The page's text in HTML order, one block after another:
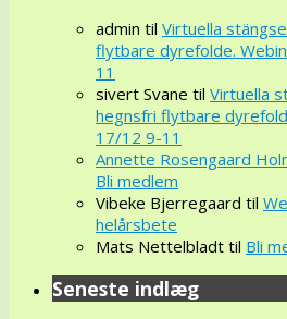
admin til Virtuella
flytbare dyrefolde.
11
sivert Svane til Virtuella
hegnsfri flytbare
17/12 9-11
Annette Rosengaard
Bli medlem
Vibeke Bjerregaard til
helårsbete
Mats Nettelbladt til Bli
Seneste indlæg